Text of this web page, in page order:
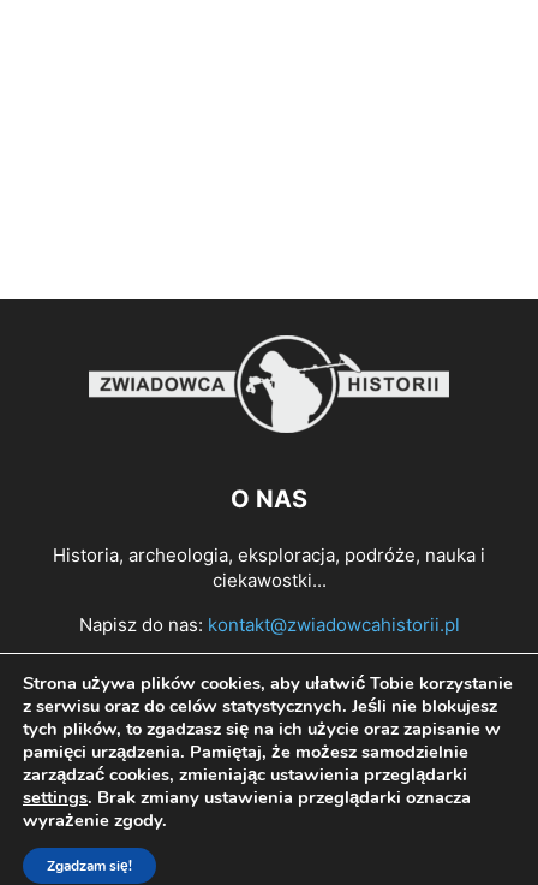
O NAS
Historia, archeologia, eksploracja, podróże, nauka i
ciekawostki...
Napisz do nas: kontakt@zwiadowcahistorii.pl
PODĄŻAJ ZA NAMI
© All right reserved Zwiadowca Historii 2022
Strona używa plików cookies, aby ułatwić Tobie korzystanie
z serwisu oraz do celów statystycznych. Jeśli nie blokujesz
tych plików, to zgadzasz się na ich użycie oraz zapisanie w
pamięci urządzenia. Pamiętaj, że możesz samodzielnie
zarządzać cookies, zmieniając ustawienia przeglądarki
settings. Brak zmiany ustawienia przeglądarki oznacza
wyrażenie zgody.
Zgadzam się!